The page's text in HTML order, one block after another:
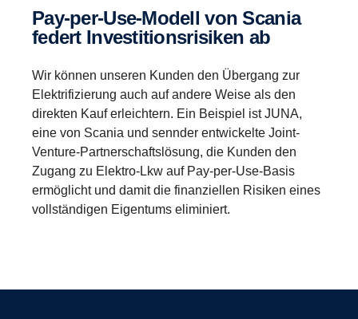
Pay-per-Use-Modell von Scania
federt Investitionsrisiken ab
Wir können unseren Kunden den Übergang zur
Elektrifizierung auch auf andere Weise als den
direkten Kauf erleichtern. Ein Beispiel ist JUNA,
eine von Scania und sennder entwickelte Joint-
Venture-Partnerschaftslösung, die Kunden den
Zugang zu Elektro-Lkw auf Pay-per-Use-Basis
ermöglicht und damit die finanziellen Risiken eines
vollständigen Eigentums eliminiert.